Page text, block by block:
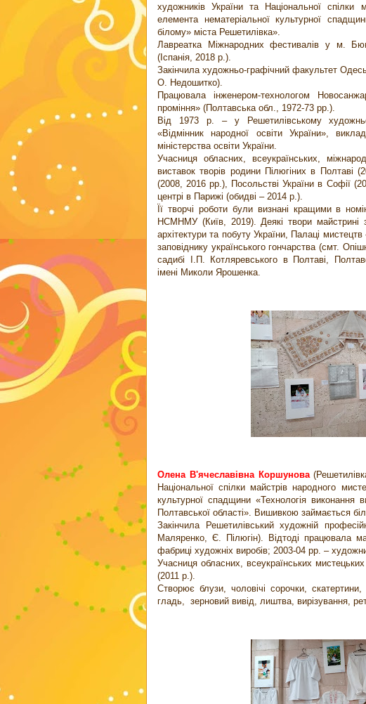
художників України та Національної спілки
елемента нематеріальної культурної
білому» міста Решетилівка».
Лавреатка Міжнародних фестивалів у м.
(Іспанія, 2018 р.).
Закінчила художньо-графічний факультет
О. Недошитко).
Працювала інженером-технологом
проміння» (Полтавська обл., 1972-73 рр.).
Від 1973 р. – у Решетилівському
«Відмінник народної освіти України»,
міністерства освіти України.
Учасниця обласних, всеукраїнських,
виставок творів родини Пілюгіних в
(2008, 2016 рр.), Посольстві України в Софії
центрі в Парижі (обидві – 2014 р.).
Її творчі роботи були визнані кращими в
НСМНМУ (Київ, 2019). Деякі твори майстрині
архітектури та побуту України, Палаці
заповіднику українського гончарства (смт.
садибі І.П. Котляревського в Полтаві,
імені Миколи Ярошенка.
Олена В'ячеславівна Коршунова
Національної спілки майстрів народного
культурної спадщини «Технологія виконання
Полтавської області». Вишивкою займається
Закінчила Решетилівський художній
Маляренко, Є. Пілюгін). Відтоді працювала
фабриці художніх виробів; 2003-04 рр. –
Учасниця обласних, всеукраїнських
(2011 р.).
Створює блузи, чоловічі сорочки,
гладь, зерновий вивід, лиштва, вирізування,